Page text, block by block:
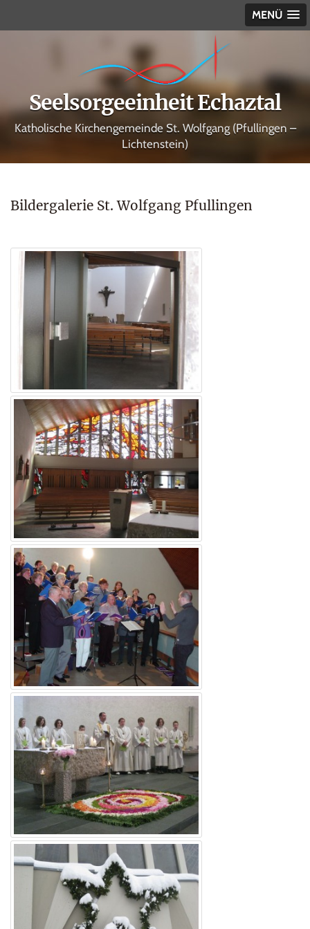
MENÜ
Seelsorgeeinheit Echaztal
Katholische Kirchengemeinde St. Wolfgang (Pfullingen –
Lichtenstein)
Bildergalerie St. Wolfgang Pfullingen